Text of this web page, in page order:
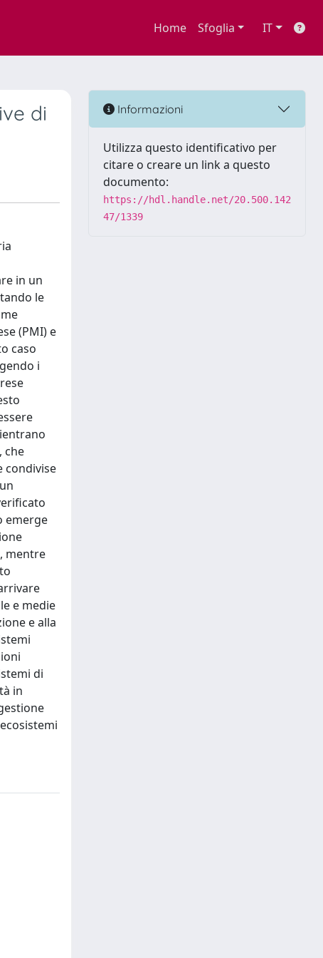
Home Sfoglia IT
di
in un
le
(PMI) e
caso
i
che
condivise
emerge
mentre
e medie
e alla
di
in
Informazioni
Utilizza questo identificativo per
citare o creare un link a questo
documento:
https://hdl.handle.net/20.500.142
47/1339